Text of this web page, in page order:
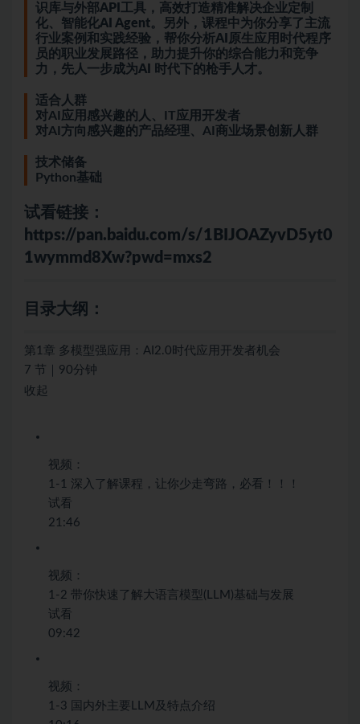
识库与外部API工具，高效打造精准解决企业定制
化、智能化AI Agent。另外，课程中为你分享了主流
行业案例和实践经验，帮你分析AI原生应用时代程序
员的职业发展路径，助力提升你的综合能力和竞争
力，先人一步成为AI 时代下的枪手人才。
适合人群
对AI应用感兴趣的人、IT应用开发者
对AI方向感兴趣的产品经理、AI商业场景创新人群
技术储备
Python基础
试看链接：
https://pan.baidu.com/s/1BIJOAZyvD5yt0
1wymmd8Xw?pwd=mxs2
目录大纲：
第1章 多模型强应用：AI2.0时代应用开发者机会
7 节｜90分钟
收起
视频：
1-1 深入了解课程，让你少走弯路，必看！！！
试看
21:46
视频：
1-2 带你快速了解大语言模型(LLM)基础与发展
试看
09:42
视频：
1-3 国内外主要LLM及特点介绍